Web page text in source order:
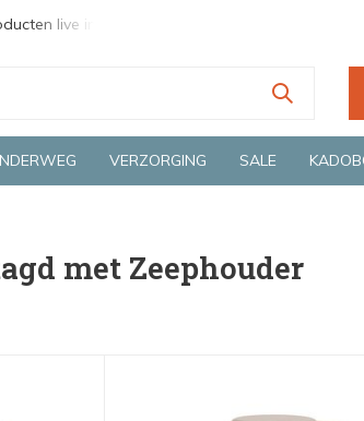
live in onze winkel in Deventer
VERZORGING SALE
met Zeephouder